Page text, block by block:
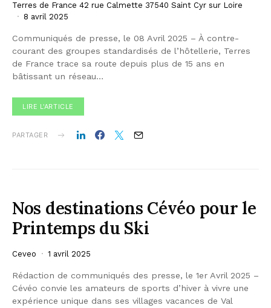
Terres de France 42 rue Calmette 37540 Saint Cyr sur Loire
8 avril 2025
Communiqués de presse, le 08 Avril 2025 – À contre-
courant des groupes standardisés de l’hôtellerie, Terres
de France trace sa route depuis plus de 15 ans en
bâtissant un réseau…
LIRE L'ARTICLE
PARTAGER
Nos destinations Cévéo pour le
Printemps du Ski
Ceveo 1 avril 2025
Rédaction de communiqués des presse, le 1er Avril 2025 –
Cévéo convie les amateurs de sports d’hiver à vivre une
expérience unique dans ses villages vacances de Val